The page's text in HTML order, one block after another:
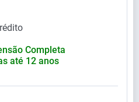
Completa
até 12 anos